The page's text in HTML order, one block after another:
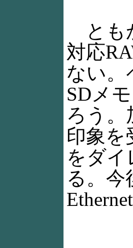
とも
対応
ない。
SDメ
ろう。
印象を
をダ
る。今